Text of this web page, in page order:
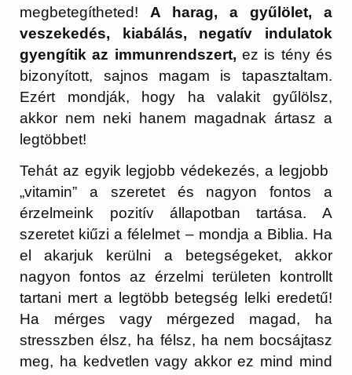
megbetegítheted! A harag, a gyűlölet, a
veszekedés, kiabálás, negatív indulatok
gyengítik az immunrendszert, ez is tény és
bizonyított, sajnos magam is tapasztaltam.
Ezért mondják, hogy ha valakit gyűlölsz,
akkor nem neki hanem magadnak ártasz a
legtöbbet!
Tehát az egyik legjobb védekezés, a legjobb
„vitamin” a szeretet és nagyon fontos a
érzelmeink pozitív állapotban tartása. A
szeretet kiűzi a félelmet – mondja a Biblia. Ha
el akarjuk kerülni a betegségeket, akkor
nagyon fontos az érzelmi területen kontrollt
tartani mert a legtöbb betegség lelki eredetű!
Ha mérges vagy mérgezed magad, ha
stresszben élsz, ha félsz, ha nem bocsájtasz
meg, ha kedvetlen vagy akkor ez mind mind